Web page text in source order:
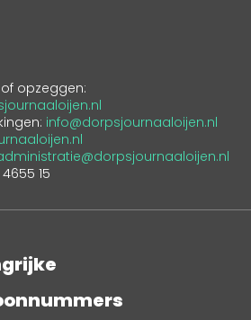
opzeggen:
info@dorpsjournaaloijen.nl
4655 15